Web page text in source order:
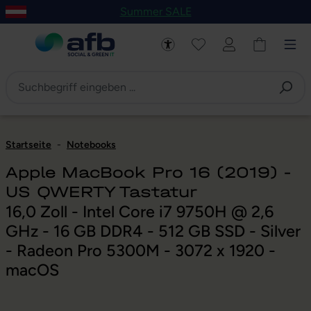
Hauptinhalt springen
Zur Navigation der B2B-Plattform springen
Summer SALE
Startseite - Notebooks
Apple MacBook Pro 16 (2019) -
US QWERTY Tastatur
16,0 Zoll - Intel Core i7 9750H @ 2,6
GHz - 16 GB DDR4 - 512 GB SSD - Silver
- Radeon Pro 5300M - 3072 x 1920 -
macOS